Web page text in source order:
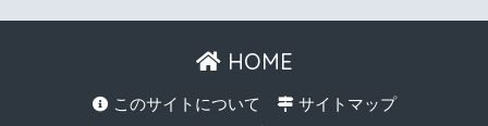
HOME
このサイトについて
サイトマップ